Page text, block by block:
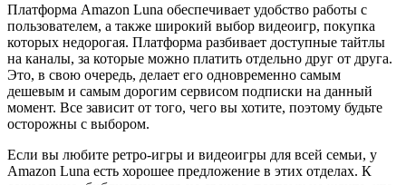
Платформа Amazon Luna обеспечивает удобство работы с
пользователем, а также широкий выбор видеоигр, покупка
которых недорогая. Платформа разбивает доступные тайтлы
на каналы, за которые можно платить отдельно друг от друга.
Это, в свою очередь, делает его одновременно самым
дешевым и самым дорогим сервисом подписки на данный
момент. Все зависит от того, чего вы хотите, поэтому будьте
осторожны с выбором.
Если вы любите ретро-игры и видеоигры для всей семьи, у
Amazon Luna есть хорошее предложение в этих отделах. К